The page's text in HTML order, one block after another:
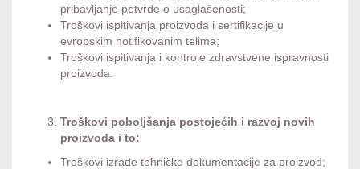
pribavljanje potvrde o usaglašenosti;
Troškovi ispitivanja proizvoda i sertifikacije u
evropskim notifikovanim telima;
Troškovi ispitivanja i kontrole zdravstvene ispravnosti
proizvoda.
Troškovi poboljšanja postojećih i razvoj novih
proizvoda i to:
Troškovi izrade tehničke dokumentacije za proizvod;